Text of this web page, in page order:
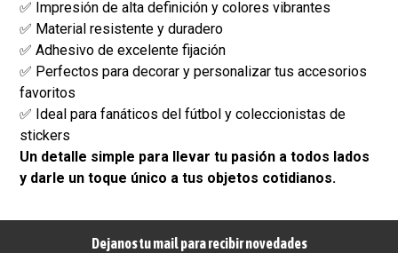
✅ Impresión de alta definición y colores vibrantes
✅ Material resistente y duradero
✅ Adhesivo de excelente fijación
✅ Perfectos para decorar y personalizar tus accesorios
favoritos
✅ Ideal para fanáticos del fútbol y coleccionistas de
stickers
Un detalle simple para llevar tu pasión a todos lados
y darle un toque único a tus objetos cotidianos.
Dejanos tu mail para recibir novedades